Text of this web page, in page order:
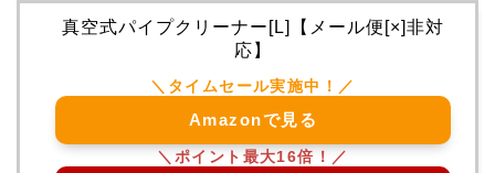
真空式パイプクリーナー[L]【メール便[×]非対
応】
Amazonで見る